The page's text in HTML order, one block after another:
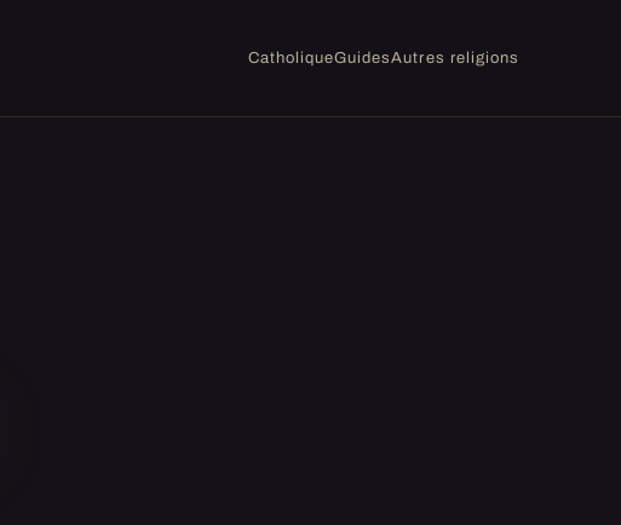
CatholiqueGuidesAutres religions